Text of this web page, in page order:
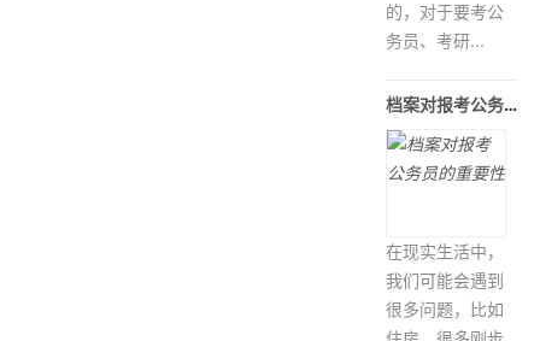
的，对于要考公
务员、考研...
档案对报考公务员的重要性
在现实生活中，
我们可能会遇到
很多问题，比如